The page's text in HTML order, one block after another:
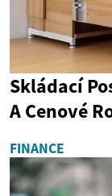
Skládací
A Cenové
FINANCE